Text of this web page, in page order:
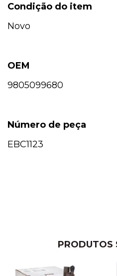
Condição do item
Novo
OEM
9805099680
Número de peça
EBC1123
PRODUTOS